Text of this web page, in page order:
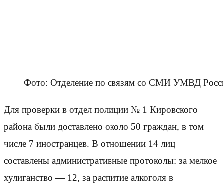
Фото: Отделение по связям со СМИ УМВД
Для проверки в отдел полиции № 1 Кировского
района были доставлено около 50 граждан, в том
числе 7 иностранцев. В отношении 14 лиц
составлены административные протоколы: за мелкое
хулиганство — 12, за распитие алкоголя в